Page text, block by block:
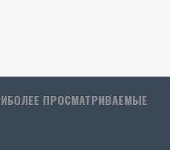
ПРОСМАТРИВАЕМЫЕ